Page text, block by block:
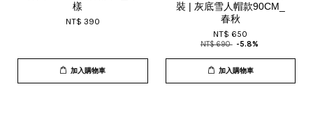
樣
NT$ 390
加入購物車
裝 | 灰底雪人帽款90CM_
春秋
NT$ 650
NT$ 690 -5.8%
加入購物車